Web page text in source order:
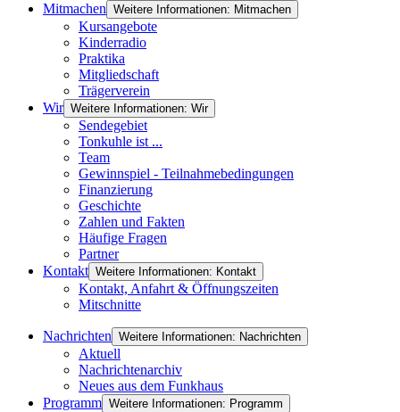
Mitmachen Weitere Informationen: Mitmachen
Kursangebote
Kinderradio
Praktika
Mitgliedschaft
Trägerverein
Wir Weitere Informationen: Wir
Sendegebiet
Tonkuhle ist ...
Team
Gewinnspiel - Teilnahmebedingungen
Finanzierung
Geschichte
Zahlen und Fakten
Häufige Fragen
Partner
Kontakt Weitere Informationen: Kontakt
Kontakt, Anfahrt & Öffnungszeiten
Mitschnitte
Nachrichten Weitere Informationen: Nachrichten
Aktuell
Nachrichtenarchiv
Neues aus dem Funkhaus
Programm Weitere Informationen: Programm